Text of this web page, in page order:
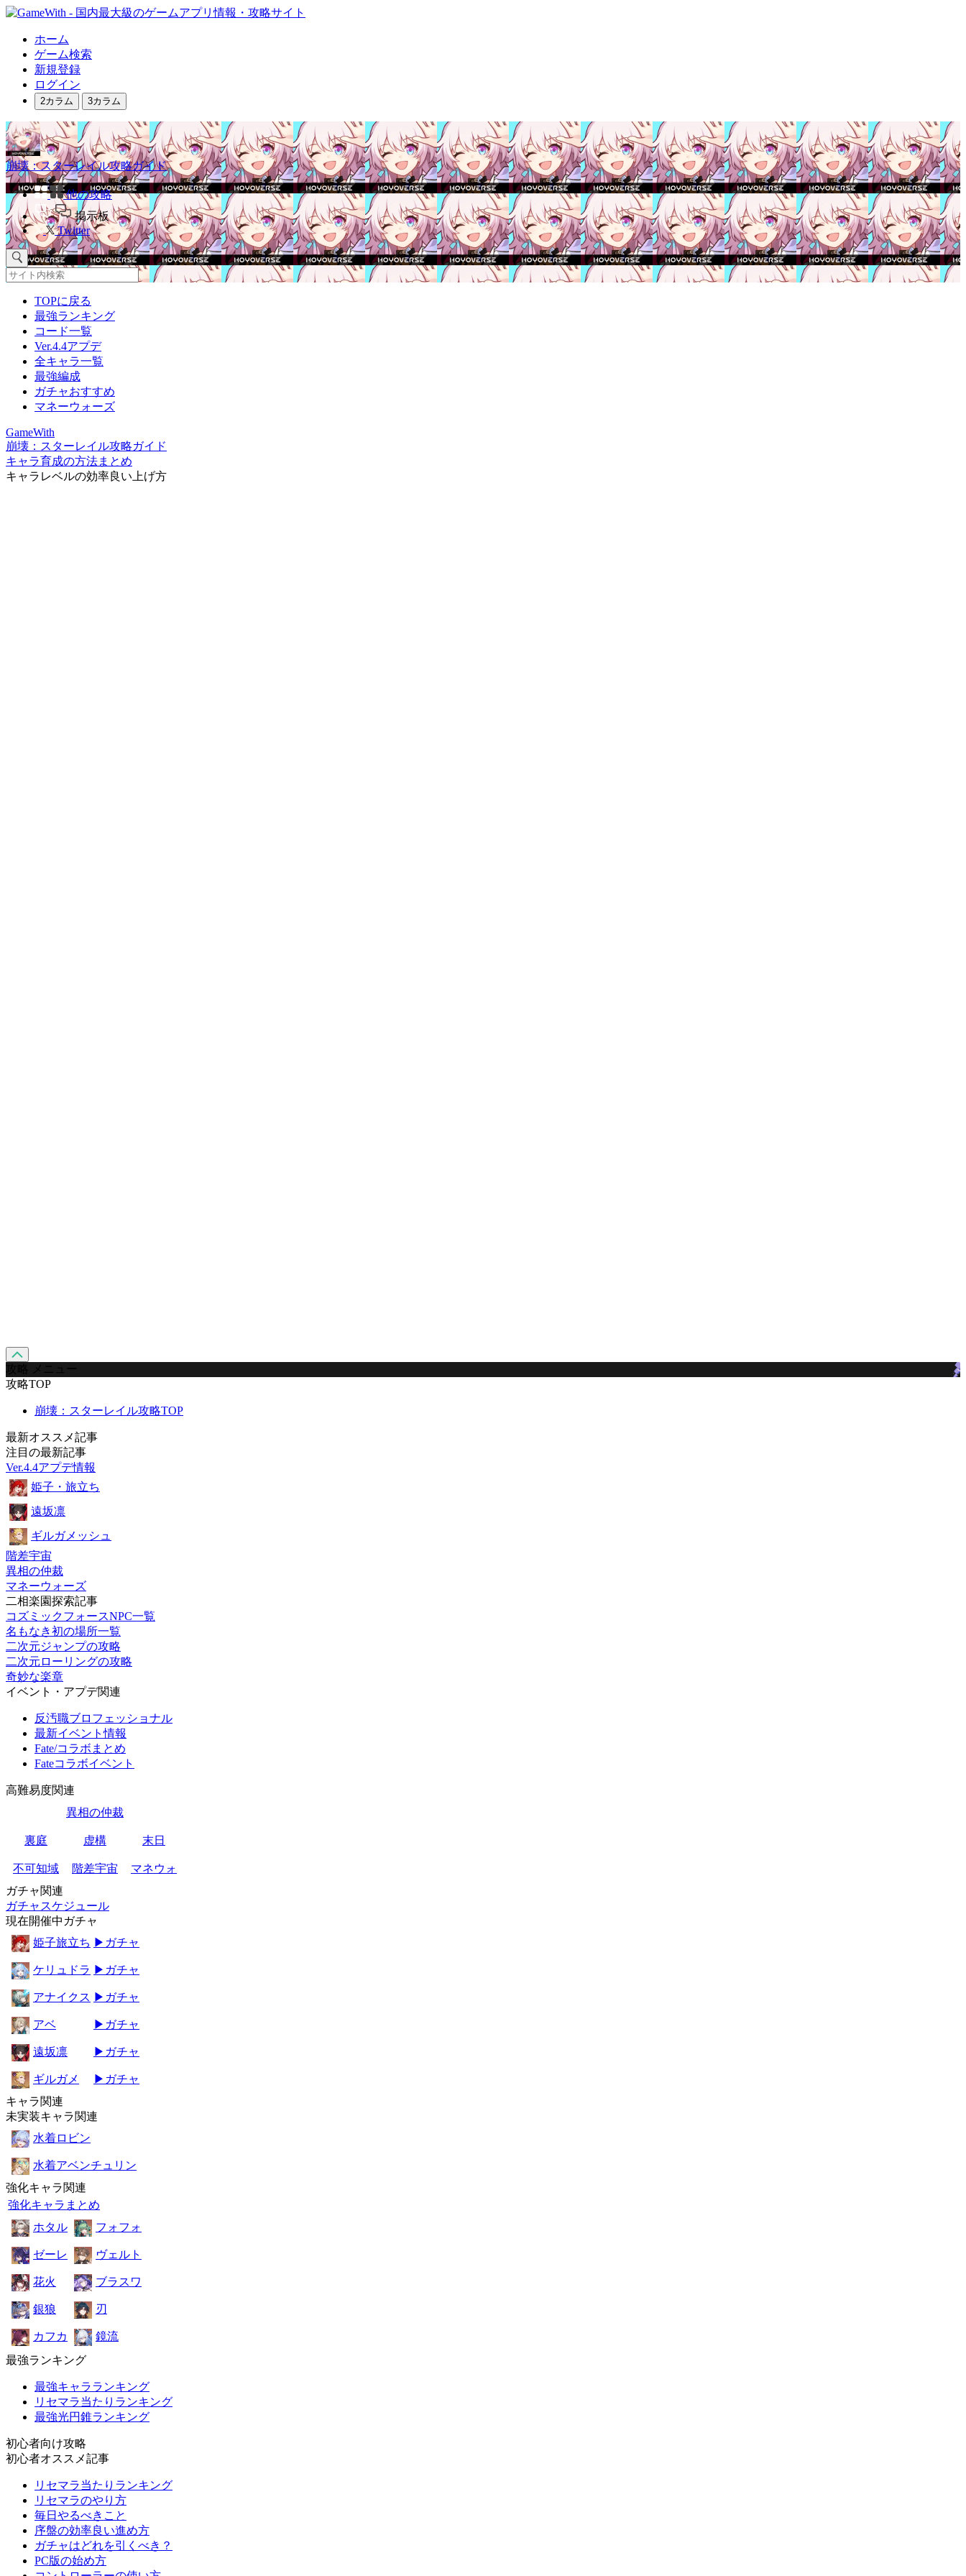
ホーム
ゲーム検索
新規登録
ログイン
2カラム 3カラム
崩壊：スターレイル攻略ガイド
他の攻略
掲示板
Twitter
TOPに戻る
最強ランキング
コード一覧
Ver.4.4アプデ
全キャラ一覧
最強編成
ガチャおすすめ
マネーウォーズ
GameWith
崩壊：スターレイル攻略ガイド
キャラ育成の方法まとめ
キャラレベルの効率良い上げ方
攻略 メニュー
攻略TOP
崩壊：スターレイル攻略TOP
最新オススメ記事
注目の最新記事
Ver.4.4アプデ情報
姫子・旅立ち
遠坂凛
ギルガメッシュ
階差宇宙
異相の仲裁
マネーウォーズ
二相楽園探索記事
コズミックフォースNPC一覧
名もなき初の場所一覧
二次元ジャンプの攻略
二次元ローリングの攻略
奇妙な楽章
イベント・アプデ関連
反汚職ブロフェッショナル
最新イベント情報
Fate/コラボまとめ
Fateコラボイベント
高難易度関連
異相の仲裁
裏庭 虚構 末日
不可知域 階差宇宙
マネウォ
ガチャ関連
ガチャスケジュール
現在開催中ガチャ
姫子旅立ち ▶ガチャ
ケリュドラ ▶ガチャ
アナイクス ▶ガチャ
アベ ▶ガチャ
遠坂凛 ▶ガチャ
ギルガメ
▶ガチャ
キャラ関連
未実装キャラ関連
水着ロビン
水着アベンチュリン
強化キャラ関連
強化キャラまとめ
ホタル
フォフォ
ゼーレ ヴェルト
花火 ブラスワ
銀狼 刃
カフカ
鏡流
最強ランキング
最強キャラランキング
リセマラ当たりランキング
最強光円錐ランキング
初心者向け攻略
初心者オススメ記事
リセマラ当たりランキング
リセマラのやり方
毎日やるべきこと
序盤の効率良い進め方
ガチャはどれを引くべき？
PC版の始め方